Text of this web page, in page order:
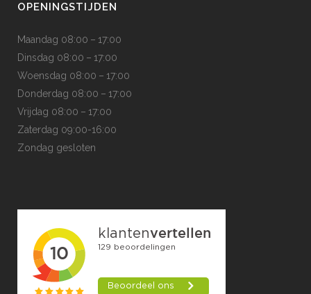
OPENINGSTIJDEN
Maandag 08:00 – 17:00
Dinsdag 08:00 – 17:00
Woensdag 08:00 – 17:00
Donderdag 08:00 – 17:00
Vrijdag 08:00 – 17:00
Zaterdag 09:00-16:00
Zondag gesloten